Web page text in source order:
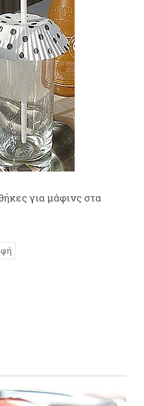
για μάφινς στα